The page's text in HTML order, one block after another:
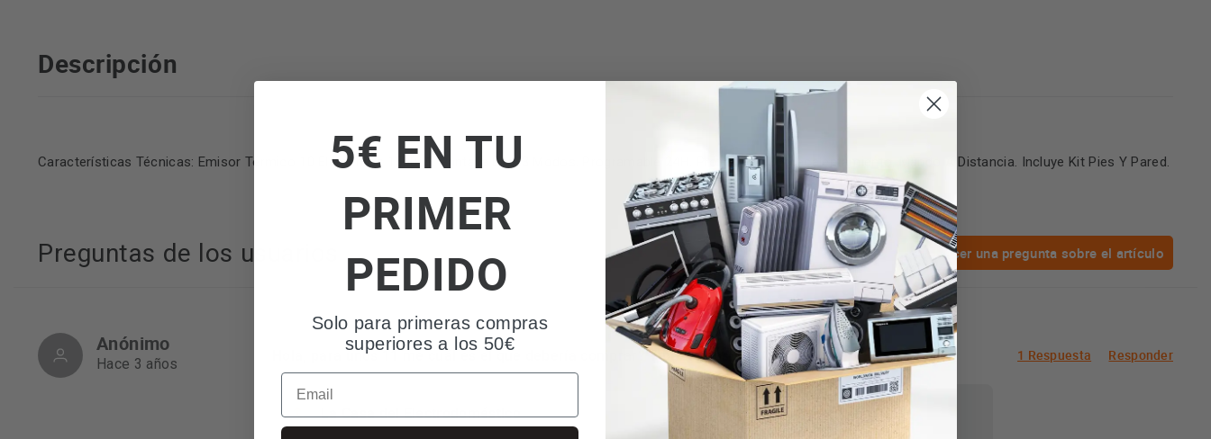
Descripción
Características Técnicas: Emisor Térmico 10 Elementos 1500 W. Pantalla Led. 3 Modos. Programable 24H. Protección Sobrecalentamiento. Mando A Distancia. Incluye Kit Pies Y Pared.
Preguntas de los usuarios Hacer una pregunta sobre el artículo
Anónimo
Hace 3 años
1 Respuesta Responder
Hola, para unos 11 me cuál es el que debería comprar? Y para unos 20? Gracias.
La Casa del Electrodoméstico
5€ EN TU
PRIMER
PEDIDO
Solo para primeras compras
superiores a los 50€
Email